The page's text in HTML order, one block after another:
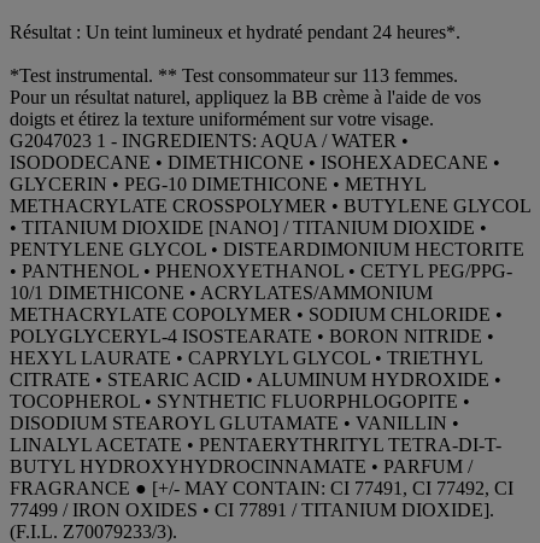
Résultat : Un teint lumineux et hydraté pendant 24 heures*.
*Test instrumental. ** Test consommateur sur 113 femmes.
Pour un résultat naturel, appliquez la BB crème à l'aide de vos
doigts et étirez la texture uniformément sur votre visage.
G2047023 1 - INGREDIENTS: AQUA / WATER •
ISODODECANE • DIMETHICONE • ISOHEXADECANE •
GLYCERIN • PEG-10 DIMETHICONE • METHYL
METHACRYLATE CROSSPOLYMER • BUTYLENE GLYCOL
• TITANIUM DIOXIDE [NANO] / TITANIUM DIOXIDE •
PENTYLENE GLYCOL • DISTEARDIMONIUM HECTORITE
• PANTHENOL • PHENOXYETHANOL • CETYL PEG/PPG-
10/1 DIMETHICONE • ACRYLATES/AMMONIUM
METHACRYLATE COPOLYMER • SODIUM CHLORIDE •
POLYGLYCERYL-4 ISOSTEARATE • BORON NITRIDE •
HEXYL LAURATE • CAPRYLYL GLYCOL • TRIETHYL
CITRATE • STEARIC ACID • ALUMINUM HYDROXIDE •
TOCOPHEROL • SYNTHETIC FLUORPHLOGOPITE •
DISODIUM STEAROYL GLUTAMATE • VANILLIN •
LINALYL ACETATE • PENTAERYTHRITYL TETRA-DI-T-
BUTYL HYDROXYHYDROCINNAMATE • PARFUM /
FRAGRANCE ● [+/- MAY CONTAIN: CI 77491, CI 77492, CI
77499 / IRON OXIDES • CI 77891 / TITANIUM DIOXIDE].
(F.I.L. Z70079233/3).